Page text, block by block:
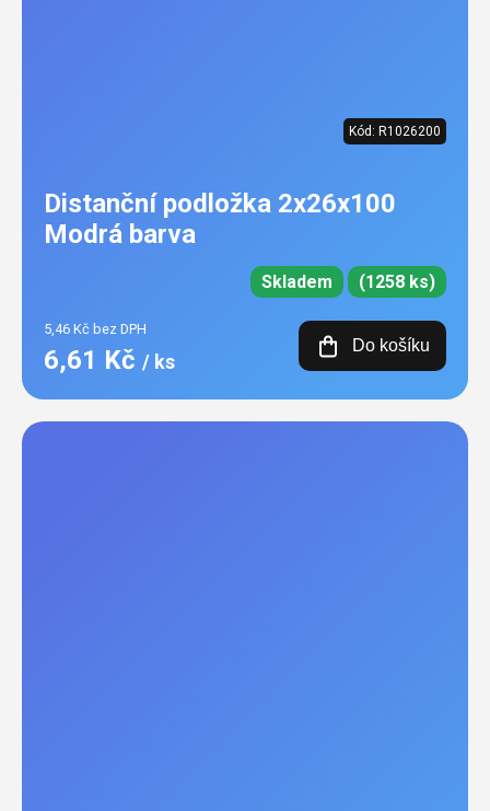
Kód: R1026200
Distanční podložka 2x26x100
Modrá barva
Skladem (1258 ks)
5,46 Kč bez DPH
6,61 Kč / ks
Do košíku